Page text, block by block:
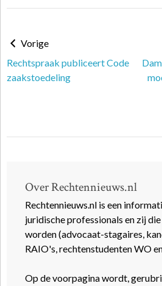
Vorige
Rechtspraak publiceert Code
zaakstoedeling
Over Rechtennieuws.nl
Rechtennieuws.nl is een
juridische professionals en zij
worden (advocaat-stagaires,
RAIO's, rechtenstudenten WO
Op de voorpagina wordt,